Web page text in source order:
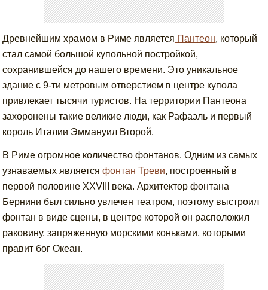
Древнейшим храмом в Риме является Пантеон, который
стал самой большой купольной постройкой,
сохранившейся до нашего времени. Это уникальное
здание с 9-ти метровым отверстием в центре купола
привлекает тысячи туристов. На территории Пантеона
захоронены такие великие люди, как Рафаэль и первый
король Италии Эммануил Второй.
В Риме огромное количество фонтанов. Одним из самых
узнаваемых являетсяфонтан Треви, построенный в
первой половине XXVIII века. Архитектор фонтана
Бернини был сильно увлечен театром, поэтому выстроил
фонтан в виде сцены, в центре которой он расположил
раковину, запряженную морскими коньками, которыми
правит бог Океан.